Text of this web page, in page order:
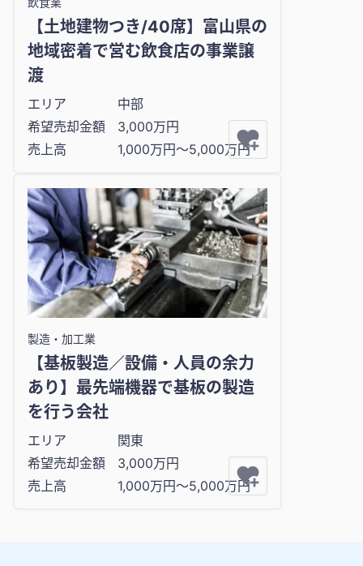
【土地建物つき/40席】富山県の
地域密着で営む飲食店の事業譲
渡
エリア
中部
希望売却金額
3,000万円
売上高
1,000万円〜5,000万円
製造・加工業
【基板製造／設備・人員の余力
あり】最先端機器で基板の製造
を行う会社
エリア
関東
希望売却金額
3,000万円
売上高
1,000万円〜5,000万円